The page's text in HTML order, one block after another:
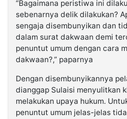
“Bagaimana peristiwa ini
sebenarnya delik dilakukan?
sengaja disembunyikan dan
dalam surat dakwaan demi
penuntut umum dengan cara
dakwaan?,” paparnya
Dengan disembunyikannya
dianggap Sulaisi menyulitkan
melakukan upaya hukum.
penuntut umum jelas-jelas